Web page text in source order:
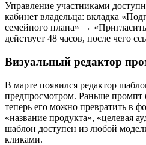
Управление участниками
кабинет владельца: вкладка
семейного плана» →
действует 48 часов, после чего
Визуальный редактор
В марте появился редактор
предпросмотром. Раньше промпт
теперь его можно превратить в
«название продукта», «целевая
шаблон доступен из любой
кликами.